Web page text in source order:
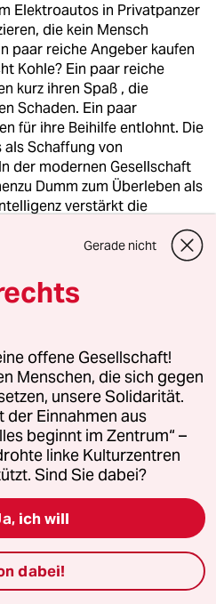
Elektroautos in Privatpanzer
die kein Mensch
paar reiche Angeber kaufen
Kohle? Ein paar reiche
kurz ihren Spaß , die
Schaden. Ein paar
für ihre Beihilfe entlohnt. Die
Schaffung von
der modernen Gesellschaft
Dumm zum Überleben als
verstärkt die
Privatpanzer
von den "etablierten"
gebaut.
weiß ich ned, warum
so ewig viel Wasser
soll; das was dort im
wird, kann
und das, was die
wenn das Wasser
Gerade nicht
offene Gesellschaft!
Menschen, die sich gegen
unsere Solidarität.
der Einnahmen aus
beginnt im Zentrum“ –
linke Kulturzentren
Sind Sie dabei?
ich will
dabei!